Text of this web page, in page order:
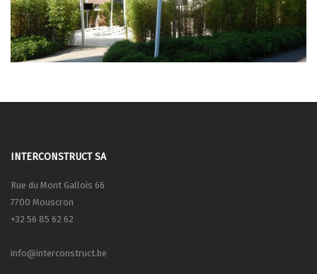
INTERCONSTRUCT SA
Rue du Mont Gallois 66
7700 Mouscron
+32 56 85 62 62
info@interconstruct.be